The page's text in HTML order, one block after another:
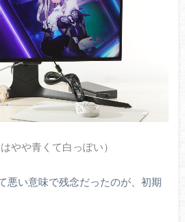
出荷時校正レポート
ACアダプター
電源ケーブル
x 613 x 291.5 mm
5.46 kg（パネルのみ）
7.80 kg（スタンド含む）
0.92 kg（ACアダプター）
保証
はやや青くて白っぽい）
悪い意味で残念だったのが、初期